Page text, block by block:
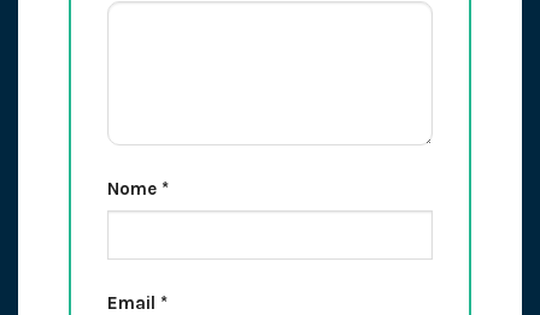
Nome *
Email *